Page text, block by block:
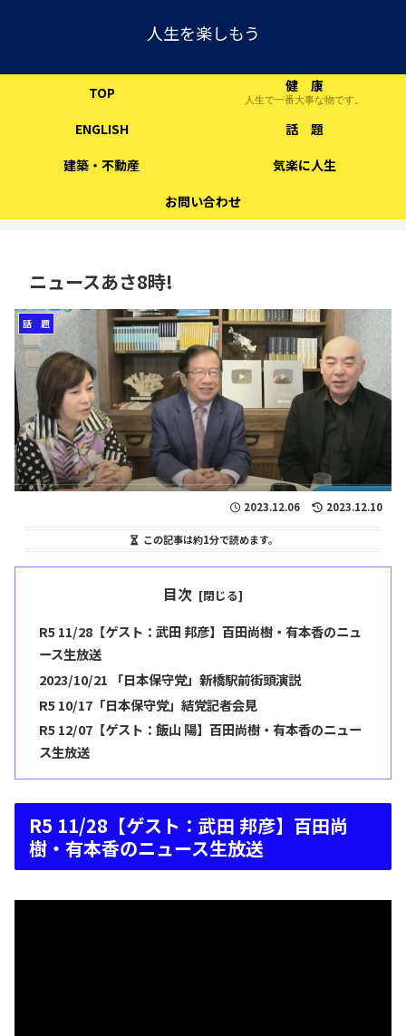
人生を楽しもう
TOP 健 康
人生で一番大事な物です。
ENGLISH
話 題
建築・不動産
気楽に人生
お問い合わせ
ニュースあさ8時!
話 題
2023.12.06 2023.12.10
この記事は約1分で読めます。
目次
R5 11/28【ゲスト：武田 邦彦】百田尚樹・有本香のニュ
ース生放送
2023/10/21 「日本保守党」新橋駅前街頭演説
R5 10/17「日本保守党」結党記者会見
R5 12/07【ゲスト：飯山 陽】百田尚樹・有本香のニュー
ス生放送
R5 11/28【ゲスト：武田 邦彦】百田尚
樹・有本香のニュース生放送